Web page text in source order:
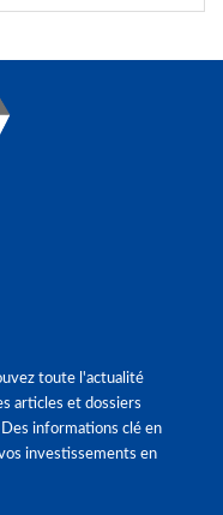
toute l'actualité
articles et dossiers
informations clé en
investissements en